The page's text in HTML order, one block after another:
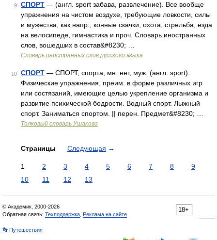
9 СПОРТ — (англ. sport забава, развлечение). Все вообще
упражнения на чистом воздухе, требующие ловкости, силы
и мужества, как напр., конные скачки, охота, стрельба, езда
на велосипеде, гимнастика и проч. Словарь иностранных
слов, вошедших в состав&#8230; …
Словарь иностранных слов русского языка
10 СПОРТ — СПОРТ, спорта, мн. нет, муж. (англ. sport).
Физические упражнения, преим. в форме различных игр
или состязаний, имеющие целью укрепление организма и
развитие психической бодрости. Водный спорт. Лыжный
спорт. Заниматься спортом. || перен. Предмет&#8230; …
Толковый словарь Ушакова
Страницы Следующая →
1 2 3 4 5 6 7 8
9
10
11 12 13
18+
© Академик, 2000-2026
Обратная связь: Техподдержка Реклама на сайте
👣 Путешествия